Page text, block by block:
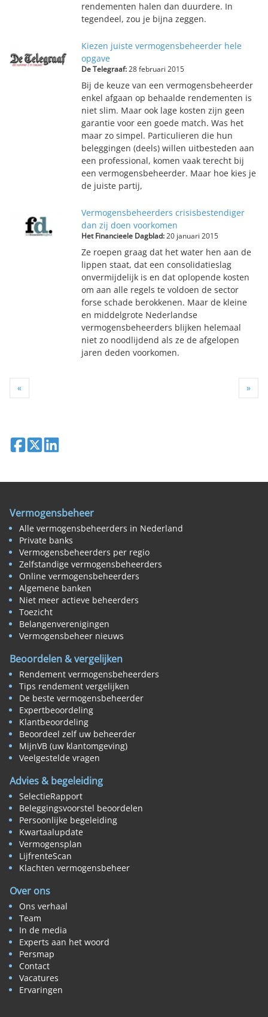
rendementen halen dan duurdere. In
tegendeel, zou je bijna zeggen.
Kiezen juiste vermogensbeheerder hele
opgave
De Telegraaf:28 februari 2015
Bij de keuze van een vermogensbeheerder
enkel afgaan op behaalde rendementen is
niet slim. Maar ook lage kosten zijn geen
garantie voor een goede match. Was het
maar zo simpel. Particulieren die hun
beleggingen (deels) willen uitbesteden aan
een professional, komen vaak terecht bij
een vermogensbeheerder. Maar hoe kies je
de juiste partij,
Vermogensbeheerders crisisbestendiger
dan zij doen voorkomen
Het Financieele Dagblad:20 januari 2015
Ze roepen graag dat het water hen aan de
lippen staat, dat een consolidatieslag
onvermijdelijk is en dat oplopende kosten
om aan alle regels te voldoen de sector
forse schade berokkenen. Maar de kleine
en middelgrote Nederlandse
vermogensbeheerders blijken helemaal
niet zo noodlijdend als ze de afgelopen
jaren deden voorkomen.
« »
Deel op Facebook
Deel op XDeel op LinkedIn
Vermogensbeheer
Alle vermogensbeheerders in Nederland
Private banks
Vermogensbeheerders per regio
Zelfstandige vermogensbeheerders
Online vermogensbeheerders
Algemene banken
Niet meer actieve beheerders
Toezicht
Belangenverenigingen
Vermogensbeheer nieuws
Beoordelen & vergelijken
Rendement vermogensbeheerders
Tips rendement vergelijken
De beste vermogensbeheerder
Expertbeoordeling
Klantbeoordeling
Beoordeel zelf uw beheerder
MijnVB (uw klantomgeving)
Veelgestelde vragen
Advies & begeleiding
SelectieRapport
Beleggingsvoorstel beoordelen
Persoonlijke begeleiding
Kwartaalupdate
Vermogensplan
LijfrenteScan
Klachten vermogensbeheer
Over ons
Ons verhaal
Team
In de media
Experts aan het woord
Persmap
Contact
Vacatures
Ervaringen